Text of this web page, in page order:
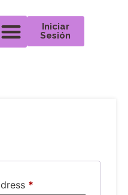
Iniciar
Sesión
*